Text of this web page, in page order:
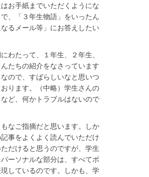
お手紙までいただくようにな
、「３年生物語」をいったん
るメール等」にお答えしたい
わたって、１年生、２年生、
たちの紹介をなさっています
ので、すばらしいなと思いつ
ります。（中略）学生さんの
ど、何かトラブルはないので
なご指摘だと思います。しか
事をよくよく読んでいただけ
だけると思うのですが、学生
ーソナルな部分は、すべてボ
しているのです。しかも、学